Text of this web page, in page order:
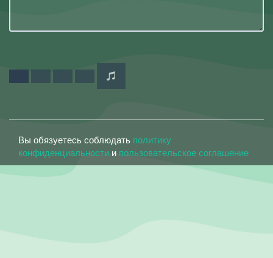
Вы обязуетесь соблюдать политику
конфиденциальности и пользовательское соглашение